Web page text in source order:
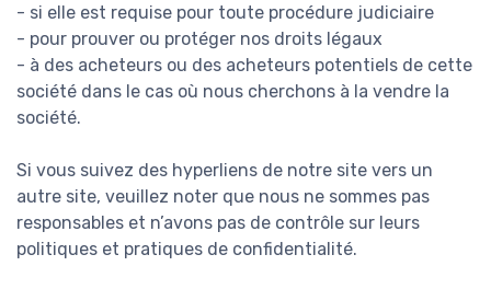
- si elle est requise pour toute procédure judiciaire
- pour prouver ou protéger nos droits légaux
- à des acheteurs ou des acheteurs potentiels de cette
société dans le cas où nous cherchons à la vendre la
société.
Si vous suivez des hyperliens de notre site vers un
autre site, veuillez noter que nous ne sommes pas
responsables et n’avons pas de contrôle sur leurs
politiques et pratiques de confidentialité.